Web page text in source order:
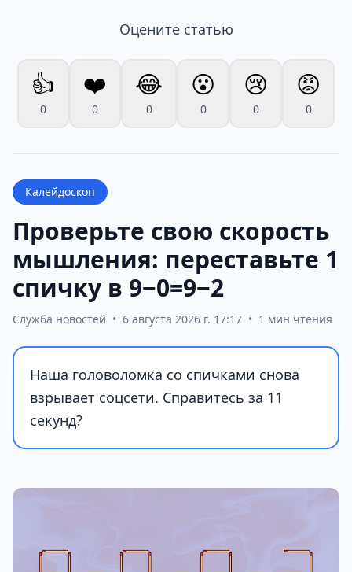
Оцените статью
👍
0
❤️
0
😂
0
😮
0
😢
0
😡
0
Калейдоскоп
Проверьте свою скорость
мышления: переставьте 1
спичку в 9−0=9−2
Служба новостей • 6 августа 2026 г. 17:17 • 1 мин чтения
Наша головоломка со спичками снова
взрывает соцсети. Справитесь за 11
секунд?